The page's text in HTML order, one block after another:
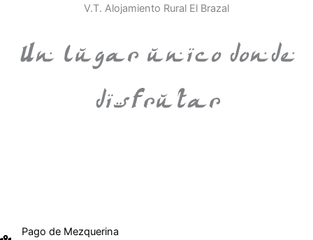
V.T. Alojamiento Rural El Brazal
Un lugar unico donde
disfrutar
Pago de Mezquerina